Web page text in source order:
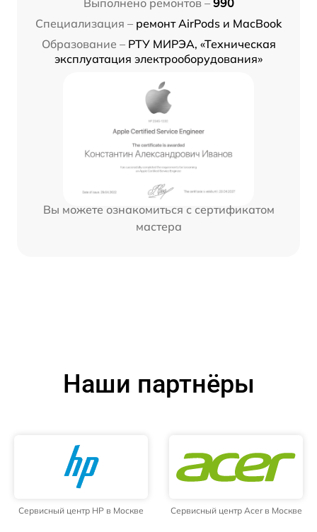
Специализация – ремонт AirPods и MacBook
Образование – РТУ МИРЭА, «Техническая
эксплуатация электрооборудования»
Вы можете ознакомиться с сертификатом
мастера
Наши партнёры
Сервисный центр HP в Москве Сервисный центр Acer в Москве